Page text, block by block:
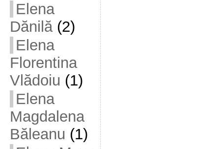
Elena
Dănilă(2)
Elena
Florentina
Vlădoiu (1)
Elena
Magdalena
Băleanu (1)